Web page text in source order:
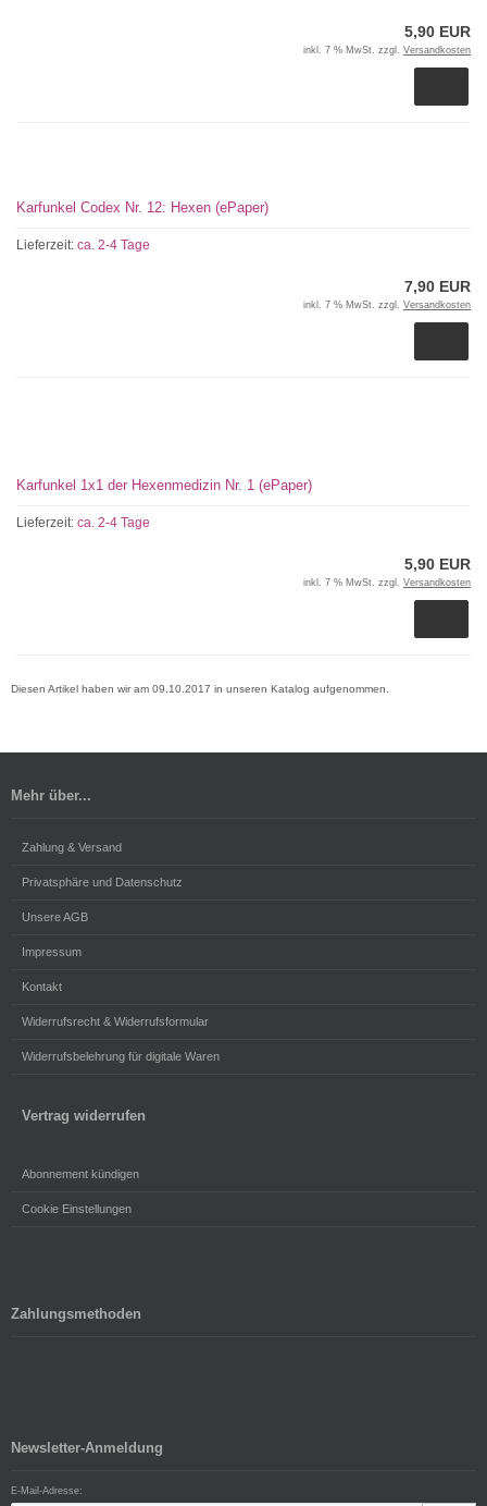
5,90 EUR
inkl. 7 % MwSt. zzgl. Versandkosten
Karfunkel Codex Nr. 12: Hexen (ePaper)
Lieferzeit: ca. 2-4 Tage
7,90 EUR
inkl. 7 % MwSt. zzgl. Versandkosten
Karfunkel 1x1 der Hexenmedizin Nr. 1 (ePaper)
Lieferzeit: ca. 2-4 Tage
5,90 EUR
inkl. 7 % MwSt. zzgl. Versandkosten
Diesen Artikel haben wir am 09.10.2017 in unseren Katalog aufgenommen.
Mehr über...
Zahlung & Versand
Privatsphäre und Datenschutz
Unsere AGB
Impressum
Kontakt
Widerrufsrecht & Widerrufsformular
Widerrufsbelehrung für digitale Waren
Vertrag widerrufen
Abonnement kündigen
Cookie Einstellungen
Zahlungsmethoden
Newsletter-Anmeldung
E-Mail-Adresse: